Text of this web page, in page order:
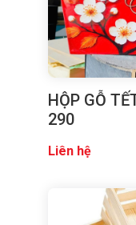
HỘP GỖ
290
Liên hệ